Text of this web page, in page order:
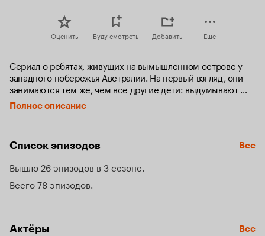
Оценить Буду смотреть Добавить Еще
Сериал о ребятах, живущих на вымышленном острове у
западного побережья Австралии. На первый взгляд, они
занимаются тем же, чем все другие дети: выдумывают
игры, шутят над взрослыми, ссорятся и мирятся. Но эти
ребята не только развлекаются, они решают множество
остров.
Полное описание
Список эпизодов Все
Вышло 26 эпизодов в 3 сезоне
Всего 78 эпизодов
Актёры Все